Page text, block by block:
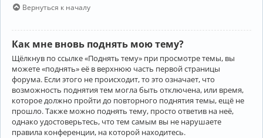
Вернуться к началу
Как мне вновь поднять мою тему?
Щёлкнув по ссылке «Поднять тему» при просмотре темы, вы
можете «поднять» её в верхнюю часть первой страницы
форума. Если этого не происходит, то это означает, что
возможность поднятия тем могла быть отключена, или время,
которое должно пройти до повторного поднятия темы, ещё не
прошло. Также можно поднять тему, просто ответив на неё,
однако удостоверьтесь, что тем самым вы не нарушаете
правила конференции, на которой находитесь.